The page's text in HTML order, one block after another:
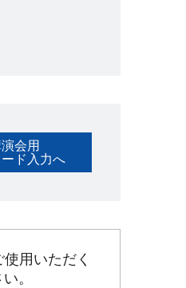
会用
ド入力へ
用いただく
。